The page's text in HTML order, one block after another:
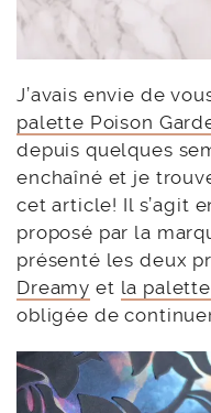
J’avais envie de
palette Poison
depuis quelques
enchaîné et je
cet article! Il s’agit
proposé par la
présenté les deux
Dreamy et la
obligée de